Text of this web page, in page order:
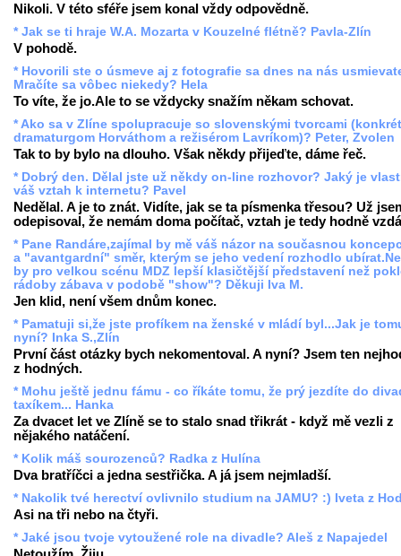
Nikoli. V této sféře jsem konal vždy odpovědně.
* Jak se ti hraje W.A. Mozarta v Kouzelné flétně? Pavla-Zlín
V pohodě.
* Hovorili ste o úsmeve aj z fotografie sa dnes na nás
Mračíte sa vôbec niekedy? Hela
To víte, že jo.Ale to se vždycky snažím někam schovat.
* Ako sa v Zlíne spolupracuje so slovenskými tvorcami
dramaturgom Horváthom a režisérom Lavríkom)? Peter, Zvolen
Tak to by bylo na dlouho. Však někdy přijeďte, dáme řeč.
* Dobrý den. Dělal jste už někdy on-line rozhovor? Jaký je
váš vztah k internetu? Pavel
Nedělal. A je to znát. Vidíte, jak se ta písmenka třesou? Už
odepisoval, že nemám doma počítač, vztah je tedy hodně
* Pane Randáre,zajímal by mě váš názor na současnou
a "avantgardní" směr, kterým se jeho vedení rozhodlo
by pro velkou scénu MDZ lepší klasičtější představení než
rádoby zábava v podobě "show"? Děkuji Iva M.
Jen klid, není všem dnům konec.
* Pamatuji si,že jste profíkem na ženské v mládí byl...Jak je
nyní? Inka S.,Zlín
První část otázky bych nekomentoval. A nyní? Jsem ten
z hodných.
* Mohu ještě jednu fámu - co říkáte tomu, že prý jezdíte do
taxíkem... Hanka
Za dvacet let ve Zlíně se to stalo snad třikrát - když mě vezli z
nějakého natáčení.
* Kolik máš sourozenců? Radka z Hulína
Dva bratříčci a jedna sestřička. A já jsem nejmladší.
* Nakolik tvé herectví ovlivnilo studium na JAMU? :) Iveta z
Asi na tři nebo na čtyři.
* Jaké jsou tvoje vytoužené role na divadle? Aleš z Napajedel